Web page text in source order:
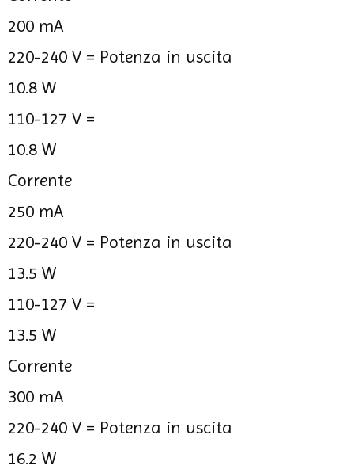
200 mA
220-240 V = Potenza in uscita
10.8 W
110-127 V =
10.8 W
Corrente
250 mA
220-240 V = Potenza in uscita
13.5 W
110-127 V =
13.5 W
Corrente
300 mA
220-240 V = Potenza in uscita
16.2 W